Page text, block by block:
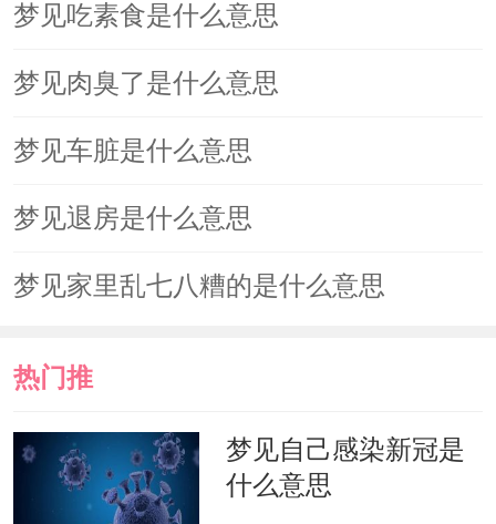
梦见吃素食是什么意思
梦见肉臭了是什么意思
梦见车脏是什么意思
梦见退房是什么意思
梦见家里乱七八糟的是什么意思
热门推
荐
梦见自己感染新冠是
什么意思